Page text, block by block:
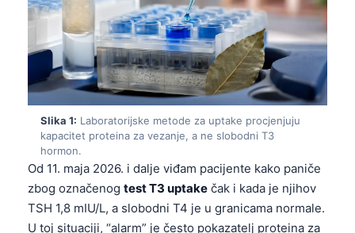
Slika 1: Laboratorijske metode za uptake procjenjuju
kapacitet proteina za vezanje, a ne slobodni T3
hormon.
Od 11. maja 2026. i dalje viđam pacijente kako paniče
zbog označenog test T3 uptake čak i kada je njihov
TSH 1,8 mIU/L, a slobodni T4 je u granicama normale.
U toj situaciji, “alarm” je često pokazatelj proteina za